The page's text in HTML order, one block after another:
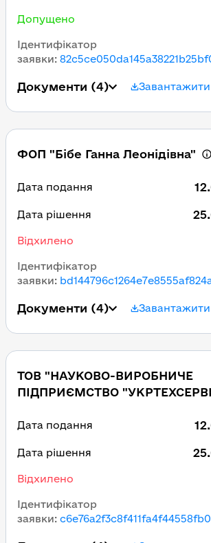
Допущено
Ідентифікатор
заявки:
Документи (4)
ФОП "Бібе Ганна Леонідівна"
Дата подання
Дата рішення
Відхилено
Ідентифікатор
заявки:
Документи (4)
ТОВ "НАУКОВО-ВИРОБНИЧЕ
ПІДПРИЄМСТВО
Дата подання
Дата рішення
Відхилено
Ідентифікатор
заявки: